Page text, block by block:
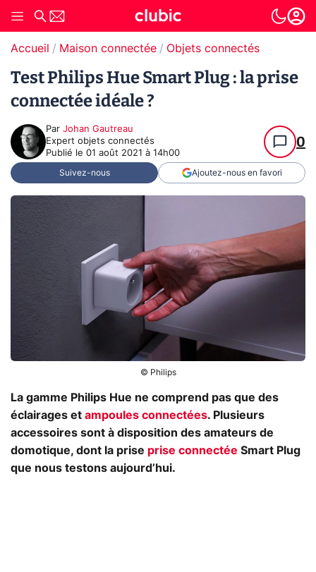
Accueil Maison connectée Objets connectés
Test Philips Hue Smart Plug : la prise
connectée idéale ?
Par Johan Gautreau
Expert objets connectés
Publié le 01 août 2021 à 14h00
0
Suivez-nous Ajoutez-nous en favori
© Philips
La gamme Philips Hue ne comprend pas que des
éclairages et ampoules connectées. Plusieurs
accessoires sont à disposition des amateurs de
domotique, dont la prise prise connectée Smart Plug
que nous testons aujourd’hui.